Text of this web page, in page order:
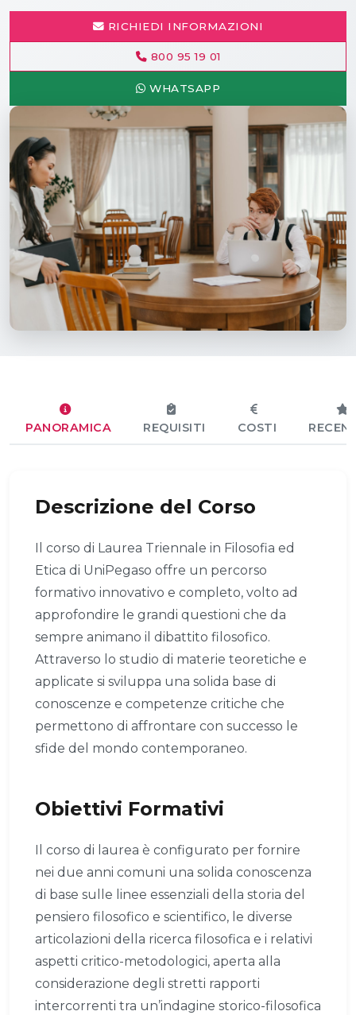
RICHIEDI INFORMAZIONI
800 95 19 01
WHATSAPP
PANORAMICA REQUISITI COSTI
Descrizione del Corso
Il corso di Laurea Triennale in Filosofia ed
Etica di UniPegaso offre un percorso
formativo innovativo e completo, volto ad
approfondire le grandi questioni che da
sempre animano il dibattito filosofico.
Attraverso lo studio di materie teoretiche e
applicate si sviluppa una solida base di
conoscenze e competenze critiche che
permettono di affrontare con successo le
sfide del mondo contemporaneo.
Obiettivi Formativi
Il corso di laurea è configurato per fornire
nei due anni comuni una solida conoscenza
di base sulle linee essenziali della storia del
pensiero filosofico e scientifico, le diverse
articolazioni della ricerca filosofica e i relativi
aspetti critico-metodologici, aperta alla
considerazione degli stretti rapporti
intercorrenti tra un’indagine storico-filosofica